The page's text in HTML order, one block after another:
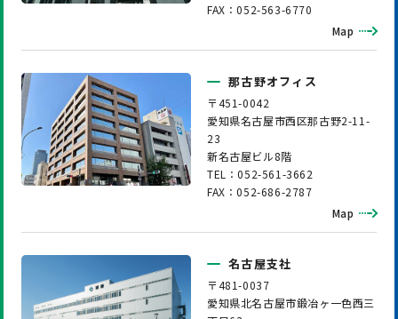
FAX：052-563-6770
Map
那古野オフィス
〒451-0042
愛知県名古屋市西区那古野2-11-
23
新名古屋ビル8階
TEL：052-561-3662
FAX：052-686-2787
Map
名古屋支社
〒481-0037
愛知県北名古屋市鍛冶ヶ一色西三